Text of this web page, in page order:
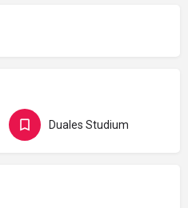
Duales Studium